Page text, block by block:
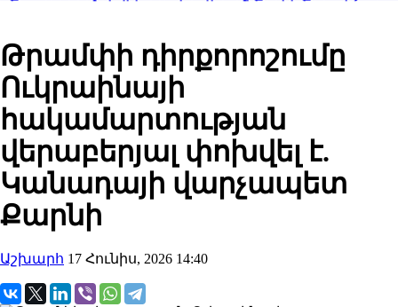
Թրամփի դիրքորոշումը
Ուկրաինայի
հակամարտության
վերաբերյալ փոխվել է.
Կանադայի վարչապետ
Քարնի
Աշխարհ 17 Հունիս, 2026 14:40